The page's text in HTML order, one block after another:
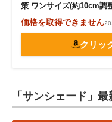
策 ワンサイズ(約10cm調
価格を取得できません
クリッ
「サンシェード」